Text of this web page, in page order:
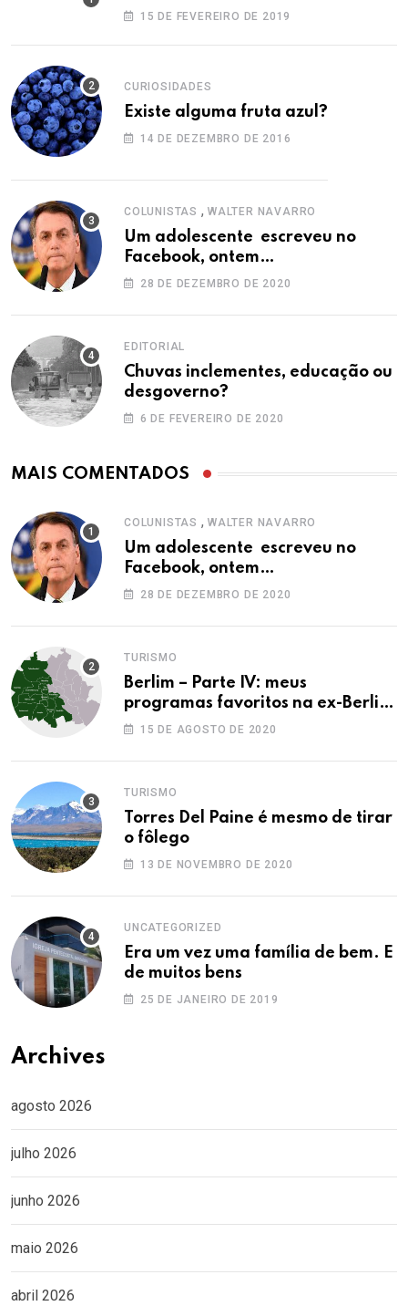
15 DE FEVEREIRO DE 2019
CURIOSIDADES
Existe alguma fruta azul?
14 DE DEZEMBRO DE 2016
COLUNISTAS , WALTER NAVARRO
Um adolescente escreveu no
Facebook, ontem…
28 DE DEZEMBRO DE 2020
EDITORIAL
Chuvas inclementes, educação ou
desgoverno?
6 DE FEVEREIRO DE 2020
MAIS COMENTADOS
COLUNISTAS , WALTER NAVARRO
Um adolescente escreveu no
Facebook, ontem…
28 DE DEZEMBRO DE 2020
TURISMO
Berlim – Parte IV: meus
programas favoritos na ex-Berlim
Ocidental
15 DE AGOSTO DE 2020
TURISMO
Torres Del Paine é mesmo de tirar
o fôlego
13 DE NOVEMBRO DE 2020
UNCATEGORIZED
Era um vez uma família de bem. E
de muitos bens
25 DE JANEIRO DE 2019
Archives
agosto 2026
julho 2026
junho 2026
maio 2026
abril 2026